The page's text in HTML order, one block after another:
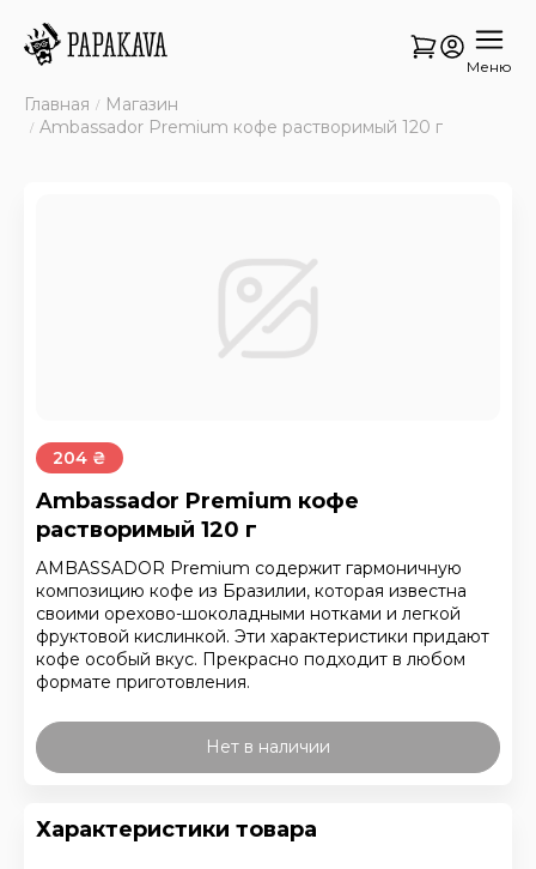
Меню
Главная
Магазин
Ambassador Premium кофе растворимый 120 г
204 ₴
Ambassador Premium кофе
растворимый 120 г
AMBASSADOR Premium содержит гармоничную
композицию кофе из Бразилии, которая известна
своими орехово-шоколадными нотками и легкой
фруктовой кислинкой. Эти характеристики придают
кофе особый вкус. Прекрасно подходит в любом
формате приготовления.
Нет в наличии
Характеристики товара